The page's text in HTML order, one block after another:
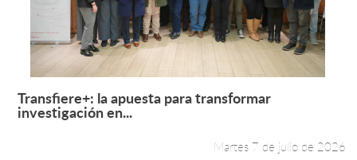
Leer más +
Transfiere+: la apuesta para transformar
investigación en...
Martes 7 de julio de 2026